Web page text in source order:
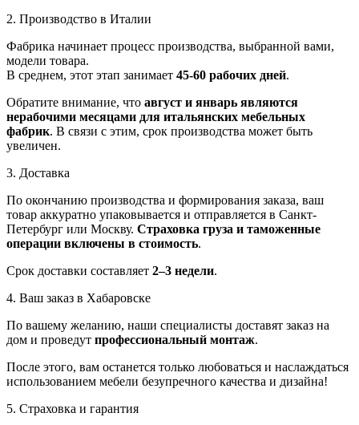
2. Производство в Италии
Фабрика начинает процесс производства, выбранной вами,
модели товара.
В среднем, этот этап занимает 45-60 рабочих дней.
Обратите внимание, что август и январь являются
нерабочими месяцами для итальянских мебельных
фабрик. В связи с этим, срок производства может быть
увеличен.
3. Доставка
По окончанию производства и формирования заказа, ваш
товар аккуратно упаковывается и отправляется в Санкт-
Петербург или Москву. Страховка груза и таможенные
операции включены в стоимость.
Срок доставки составляет 2–3 недели.
4. Ваш заказ в Хабаровске
По вашему желанию, наши специалисты доставят заказ на
дом и проведут профессиональный монтаж.
После этого, вам останется только любоваться и наслаждаться
использованием мебели безупречного качества и дизайна!
5. Страховка и гарантия